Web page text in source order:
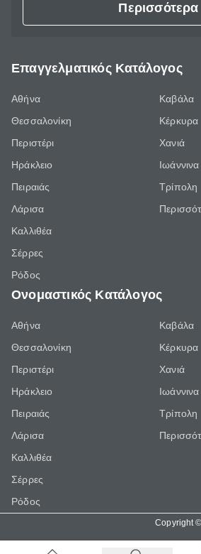
Περισσότερα
Επαγγελματικός Κατάλογος
Αθήνα
Θεσσαλονίκη
Περιστέρι
Ηράκλειο
Πειραιάς
Λάρισα
Καλλιθέα
Σέρρες
Ρόδος
Καβάλα
Κέρκυρα
Χανιά
Ιωάννινα
Τρίπολη
Ονομαστικός Κατάλογος
Αθήνα
Θεσσαλονίκη
Περιστέρι
Ηράκλειο
Πειραιάς
Λάρισα
Καλλιθέα
Σέρρες
Ρόδος
Καβάλα
Κέρκυρα
Χανιά
Ιωάννινα
Τρίπολη
Copyright